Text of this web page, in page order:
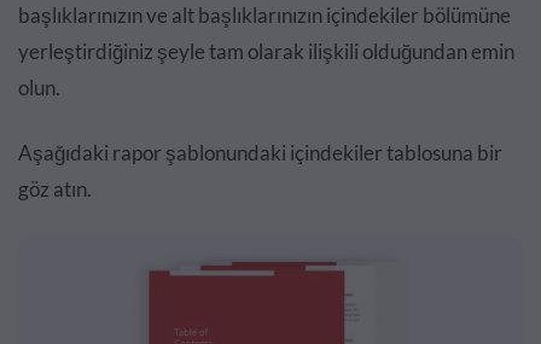
başlıklarınızın ve alt başlıklarınızın içindekiler bölümüne
yerleştirdiğiniz şeyle tam olarak ilişkili olduğundan emin
olun.
Aşağıdaki rapor şablonundaki içindekiler tablosuna bir
göz atın.